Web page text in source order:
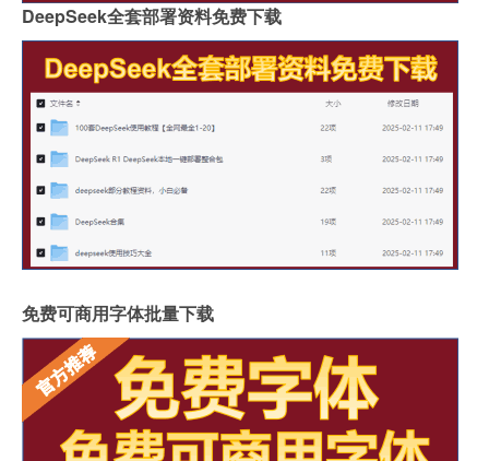
DeepSeek全套部署资料免费下载
免费可商用字体批量下载